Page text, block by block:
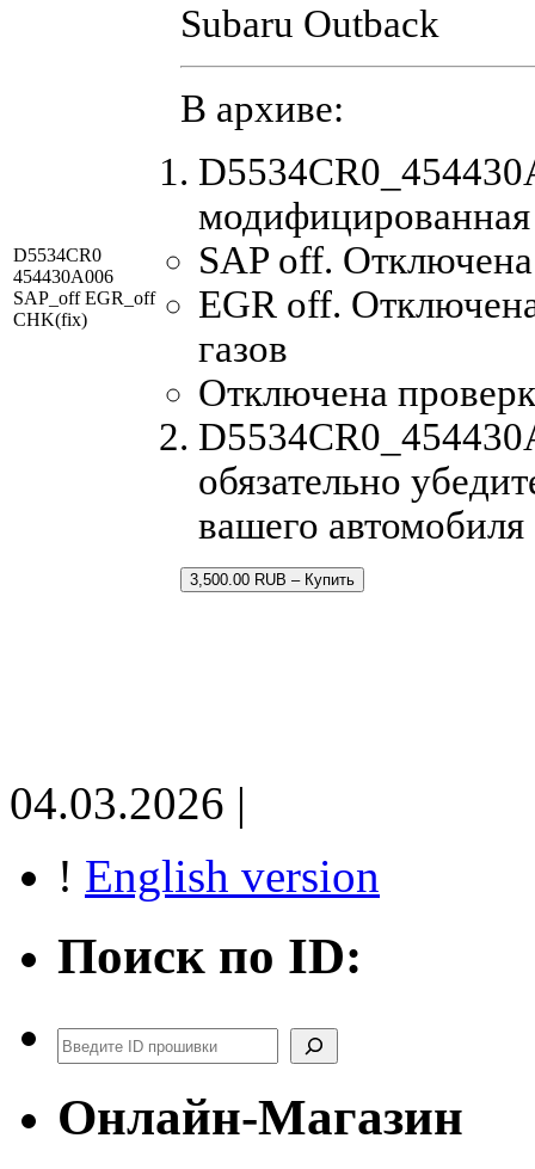
D5534CR0
454430A006
SAP_off EGR_off
CHK(fix)
Subaru Outback
В архиве:
SAP off. Отключена
EGR off.
газов
Отключена
обязательно
вашего автомобиля
3,500.00 RUB – Купить
04.03.2026 |
! English version
Поиск по ID:
Поиск
Онлайн-Магазин